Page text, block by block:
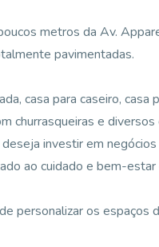
metros da Av.
pavimentadas.
casa para caseiro, casa
churrasqueiras e
investir em
ao cuidado e bem-
personalizar os espaços